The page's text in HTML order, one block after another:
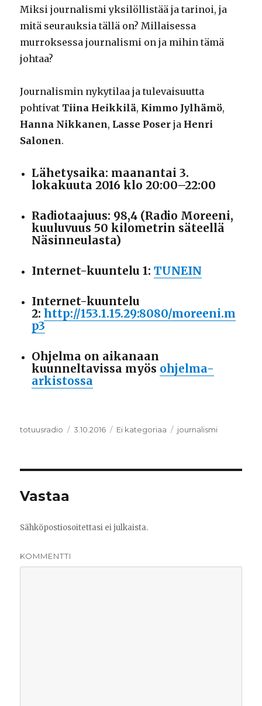
Miksi journalismi yksilöllistää ja tarinoi, ja
mitä seurauksia tällä on? Millaisessa
murroksessa journalismi on ja mihin tämä
johtaa?
Journalismin nykytilaa ja tulevaisuutta
pohtivat Tiina Heikkilä, Kimmo Jylhämö,
Hanna Nikkanen, Lasse Poser ja Henri
Salonen.
Lähetysaika: maanantai 3.
lokakuuta 2016 klo 20:00–22:00
Radiotaajuus: 98,4 (Radio Moreeni,
kuuluvuus 50 kilometrin säteellä
Näsinneulasta)
Internet-kuuntelu 1:TUNEIN
Internet-kuuntelu
2:http://153.1.15.29:8080/moreeni.m
p3
Ohjelma on aikanaan
kuunneltavissa myös ohjelma-
arkistossa
Kirjoittaja
totuusradio Julkaistu
3.10.2016 Kategoriat
Ei kategoriaa Avainsanat
journalismi
Vastaa
Sähköpostiosoitettasi ei julkaista.
KOMMENTTI